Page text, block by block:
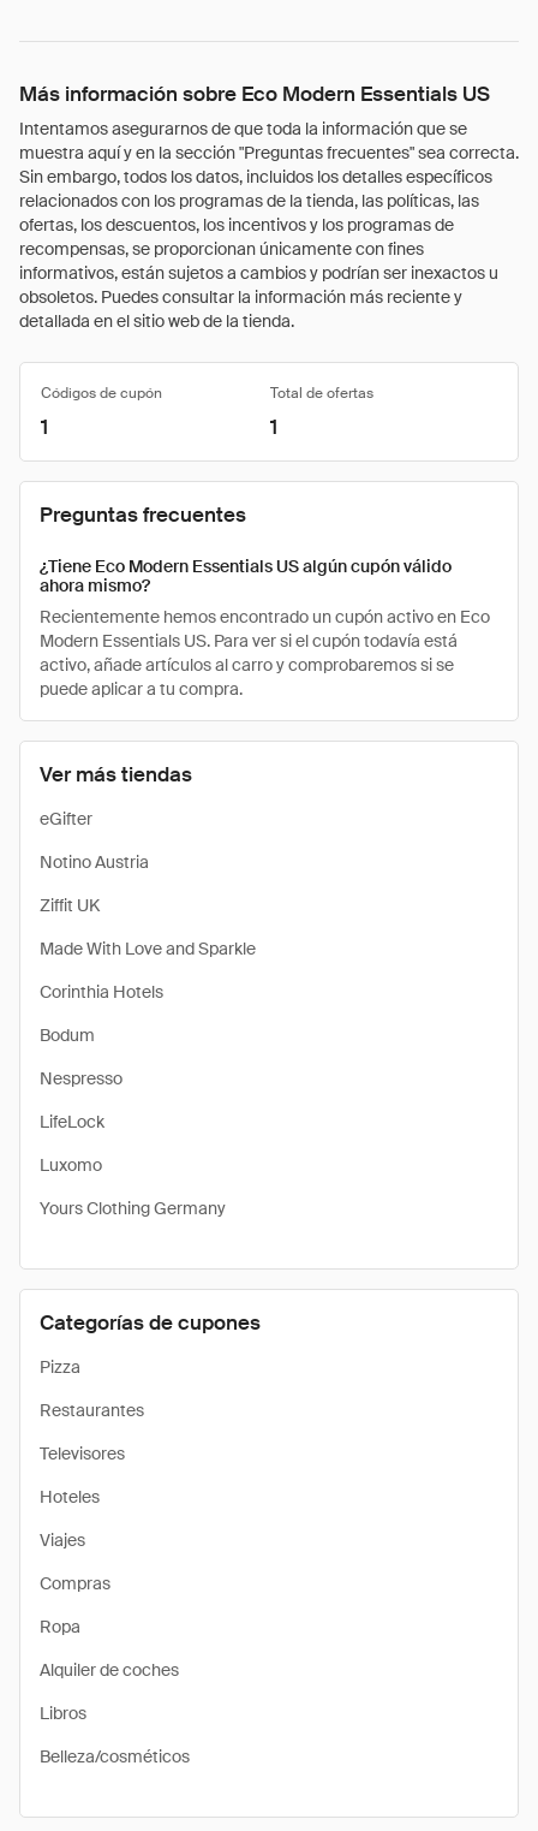
Más información sobre Eco Modern Essentials US
Intentamos asegurarnos de que toda la información que se
muestra aquí y en la sección "Preguntas frecuentes" sea correcta.
Sin embargo, todos los datos, incluidos los detalles específicos
relacionados con los programas de la tienda, las políticas, las
ofertas, los descuentos, los incentivos y los programas de
recompensas, se proporcionan únicamente con fines
informativos, están sujetos a cambios y podrían ser inexactos u
obsoletos. Puedes consultar la información más reciente y
detallada en el sitio web de la tienda.
Ver más tiendas
eGifter
Notino Austria
Ziffit UK
Made With Love and Sparkle
Corinthia Hotels
Bodum
Nespresso
LifeLock
Luxomo
Yours Clothing Germany
Categorías de cupones
Pizza
Restaurantes
Televisores
Hoteles
Viajes
Compras
Ropa
Alquiler de coches
Libros
Belleza/cosméticos
Códigos de cupón Total de ofertas
1 1
Preguntas frecuentes
¿Tiene Eco Modern Essentials US algún cupón válido
ahora mismo?
Recientemente hemos encontrado un cupón activo en Eco
Modern Essentials US. Para ver si el cupón todavía está
activo, añade artículos al carro y comprobaremos si se
puede aplicar a tu compra.